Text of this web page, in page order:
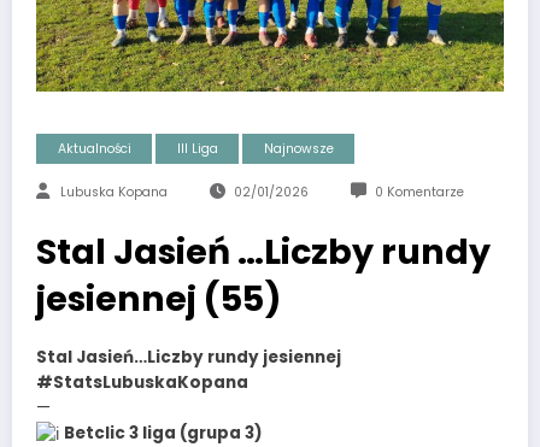
Aktualności III Liga Najnowsze
Lubuska Kopana 02/01/2026 0 Komentarze
Stal Jasień …Liczby rundy
jesiennej (55)
Stal Jasień…Liczby rundy jesiennej
#StatsLubuskaKopana
—
Betclic 3 liga (grupa 3)